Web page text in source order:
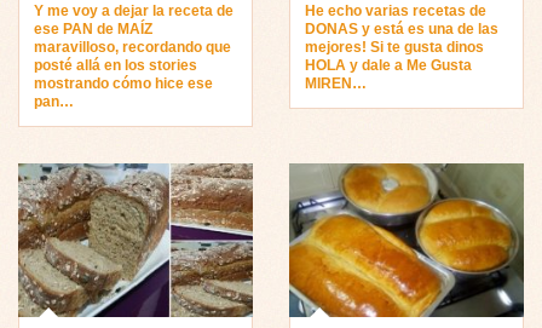
Y me voy a dejar la receta de
ese PAN de MAÍZ
maravilloso, recordando que
posté allá en los stories
mostrando cómo hice ese
pan…
He echo varias recetas de
DONAS y está es una de las
mejores! Si te gusta dinos
HOLA y dale a Me Gusta
MIREN…